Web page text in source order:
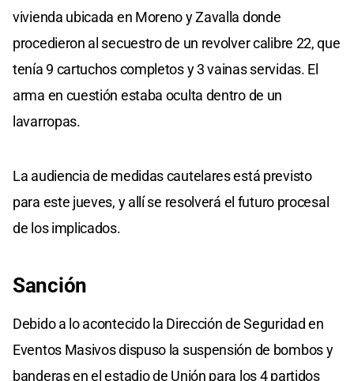
vivienda ubicada en Moreno y Zavalla donde
procedieron al secuestro de un revolver calibre 22, que
tenía 9 cartuchos completos y 3 vainas servidas. El
arma en cuestión estaba oculta dentro de un
lavarropas.
La audiencia de medidas cautelares está previsto
para este jueves, y allí se resolverá el futuro procesal
de los implicados.
Sanción
Debido a lo acontecido la Dirección de Seguridad en
Eventos Masivos dispuso la suspensión de bombos y
banderas en el estadio de Unión para los 4 partidos